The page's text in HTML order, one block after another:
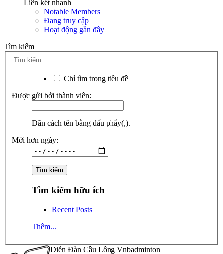
Liên kết nhanh
Notable Members
Đang truy cập
Hoạt động gần đây
Tìm kiếm
Chỉ tìm trong tiêu đề
Được gửi bởi thành viên:
Dãn cách tên bằng dấu phẩy(,).
Mới hơn ngày:
Tìm kiếm hữu ích
Recent Posts
Thêm...
Diễn Đàn Cầu Lông Vnbadminton